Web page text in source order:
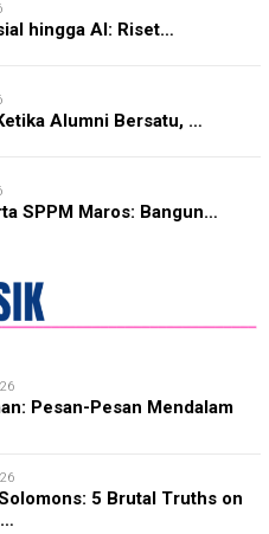
hingga AI: Riset…
Alumni Bersatu, …
SPPM Maros: Bangun…
Pesan-Pesan Mendalam
5 Brutal Truths on